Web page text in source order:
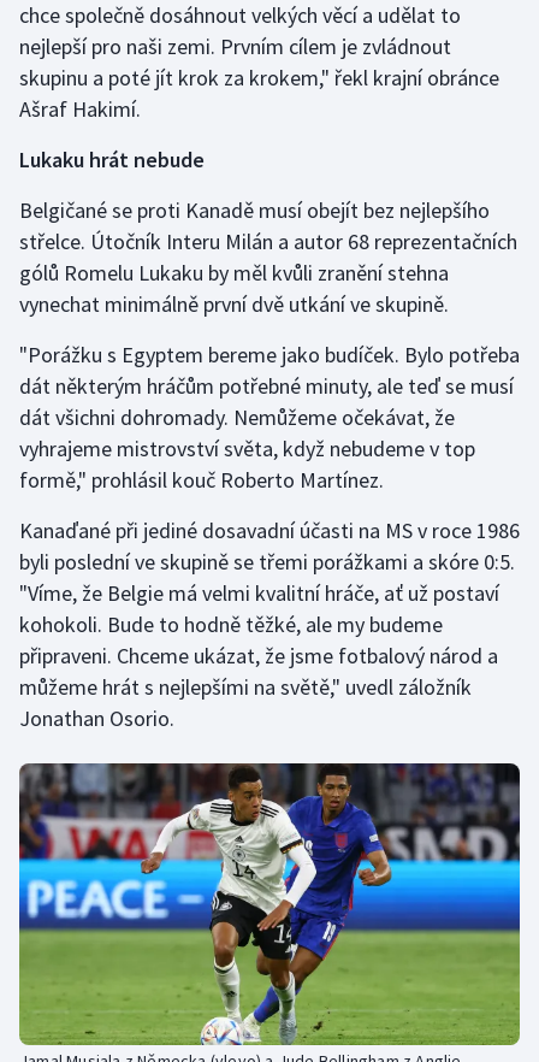
Olympijské hry
Parasport
Ragby
Rychlobruslení
Rychlostní kanoistika
Short track
Sportovní střelba
Stolní tenis
Triatlon
Veslování
Vodní slalom
Volejbal
Ostatní
chce společně dosáhnout velkých věcí a udělat to
nejlepší pro naši zemi. Prvním cílem je zvládnout
skupinu a poté jít krok za krokem," řekl krajní obránce
Ašraf Hakimí.
Lukaku hrát nebude
Belgičané se proti Kanadě musí obejít bez nejlepšího
střelce. Útočník Interu Milán a autor 68 reprezentačních
gólů Romelu Lukaku by měl kvůli zranění stehna
vynechat minimálně první dvě utkání ve skupině.
"Porážku s Egyptem bereme jako budíček. Bylo potřeba
dát některým hráčům potřebné minuty, ale teď se musí
dát všichni dohromady. Nemůžeme očekávat, že
vyhrajeme mistrovství světa, když nebudeme v top
formě," prohlásil kouč Roberto Martínez.
Kanaďané při jediné dosavadní účasti na MS v roce 1986
byli poslední ve skupině se třemi porážkami a skóre 0:5.
"Víme, že Belgie má velmi kvalitní hráče, ať už postaví
kohokoli. Bude to hodně těžké, ale my budeme
připraveni. Chceme ukázat, že jsme fotbalový národ a
můžeme hrát s nejlepšími na světě," uvedl záložník
Jonathan Osorio.